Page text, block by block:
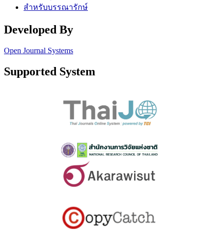
สำหรับบรรณารักษ์
Developed By
Open Journal Systems
Supported System